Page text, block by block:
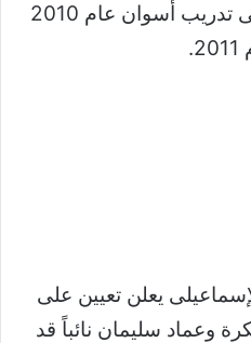
الإسماعيلي 2006، ثم تولى تدريب أسوان عام 2010
يعلن تعيين على
وعماد سليمان نائباً قد